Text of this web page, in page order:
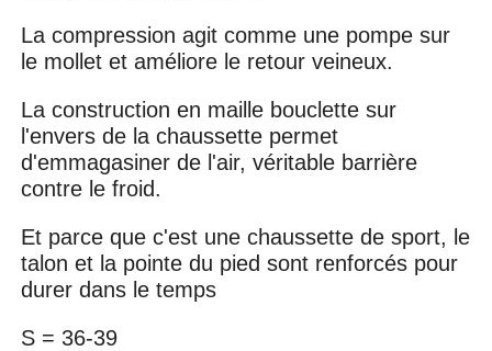
La compression agit comme une pompe sur
le mollet et améliore le retour veineux.
La construction en maille bouclette sur
l'envers de la chaussette permet
d'emmagasiner de l'air, véritable barrière
contre le froid.
Et parce que c'est une chaussette de sport, le
talon et la pointe du pied sont renforcés pour
durer dans le temps
S = 36-39